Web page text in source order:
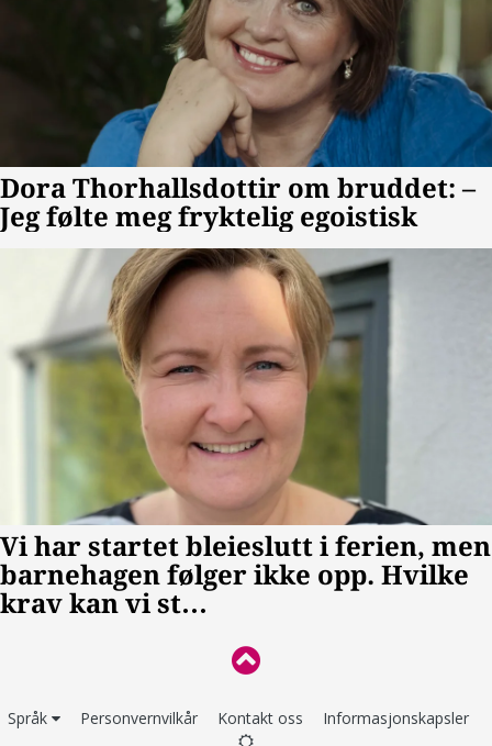
Språk Personvernvilkår Kontakt oss Informasjonskapsler